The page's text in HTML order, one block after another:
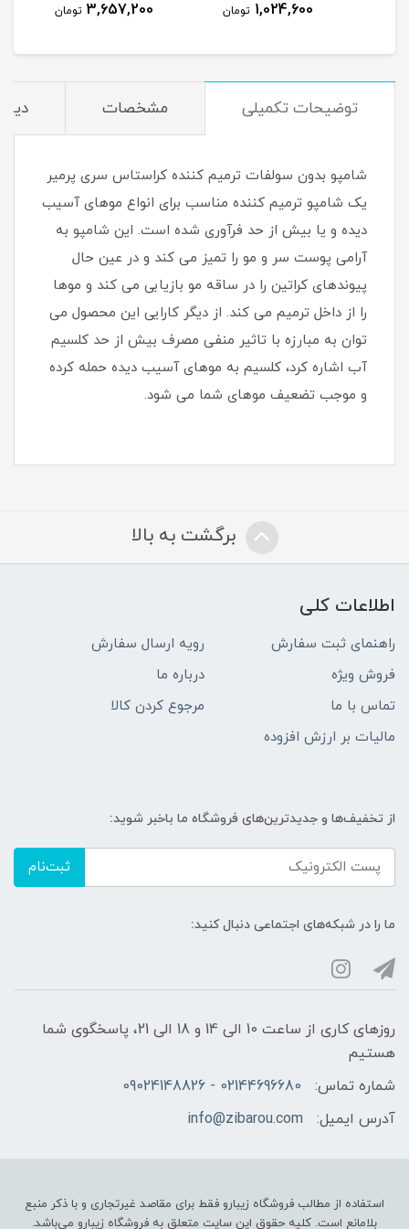
1,024,600 تومان 3,657,200 تومان
توضیحات تکمیلی مشخصات
شامپو بدون سولفات ترمیم کننده کراستاس سری پرمیر
یک شامپو ترمیم کننده مناسب برای انواع موهای آسیب
دیده و یا بیش از حد فرآوری شده است. این شامپو به
آرامی پوست سر و مو را تمیز می کند و در عین حال
پیوندهای کراتین را در ساقه مو بازیابی می کند و موها
را از داخل ترمیم می کند. از دیگر کارایی این محصول می
توان به مبارزه با تاثیر منفی مصرف بیش از حد کلسیم
آب اشاره کرد، کلسیم به موهای آسیب دیده حمله کرده
و موجب تضعیف موهای شما می شود.
برگشت به بالا
اطلاعات کلی
راهنمای ثبت سفارش
رویه ارسال سفارش
فروش ویژه
درباره ما
تماس با ما
مرجوع کردن کالا
مالیات بر ارزش افزوده
از تخفیف‌ها و جدیدترین‌های فروشگاه ما باخبر شوید:
ثبت‌نام
ما را در شبکه‌های اجتماعی دنبال کنید:
روزهای کاری از ساعت 10 الی 14 و 18 الی 21، پاسخگوی شما
هستیم
شماره تماس:
02144696680 - 09024148826
آدرس ایمیل:
info@zibarou.com
استفاده از مطالب فروشگاه زیبارو فقط برای مقاصد غیرتجاری و با ذکر منبع
بلامانع است. کلیه حقوق این سایت متعلق به فروشگاه زیبارو می‌باشد.